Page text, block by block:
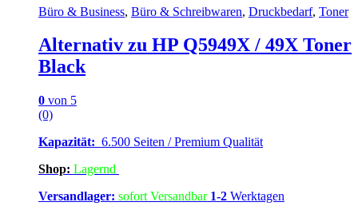
Büro & Business, Büro & Schreibwaren, Druckbedarf, Toner
Alternativ zu HP Q5949X / 49X Toner
Black
0 von 5
(0)
Kapazität: 6.500 Seiten / Premium Qualität
Shop: Lagernd
Versandlager: sofort Versandbar 1-2 Werktagen